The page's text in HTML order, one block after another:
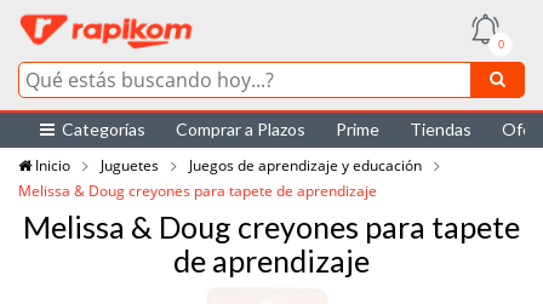
0
Categorías Comprar a Plazos Prime Tiendas
Inicio
Juguetes
Juegos de aprendizaje y educación
Melissa & Doug creyones para tapete de aprendizaje
Melissa & Doug creyones para tapete
de aprendizaje